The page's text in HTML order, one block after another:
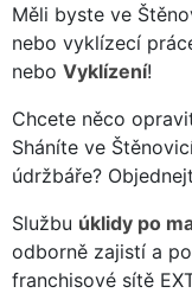
Měli byste ve
nebo vyklízecí
nebo Vyklízení!
Chcete něco
Sháníte ve
údržbáře?
Službu úklidy po
odborně zajistí a
franchisové sítě